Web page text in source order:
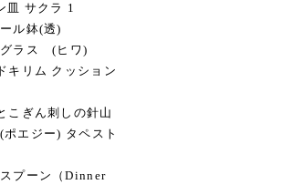
皿 サクラ 1
ル鉢(透)
グラス (ヒワ)
キリム クッション
こぎん刺しの針山
ポエジー) タペスト
プーン（Dinner